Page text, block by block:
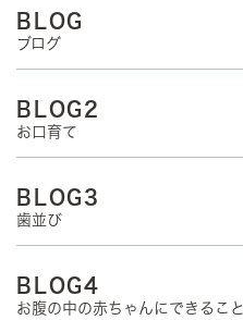
BLOG
ブログ
BLOG2
お口育て
BLOG3
歯並び
BLOG4
お腹の中の赤ちゃんにできること